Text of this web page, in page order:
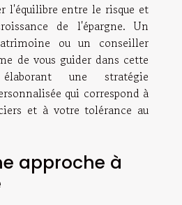
l'équilibre entre le risque et
de l'épargne. Un
ou un conseiller
de vous guider dans cette
une stratégie
qui correspond à
et à votre tolérance au
approche à